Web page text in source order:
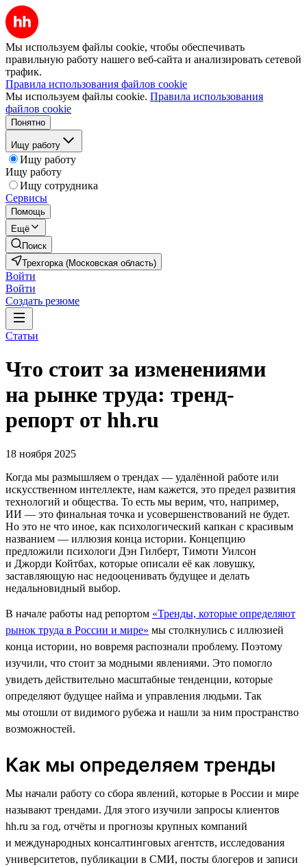
Мы используем файлы cookie, чтобы обеспечивать
правильную работу нашего веб-сайта и анализировать сетевой
трафик.
Правила использования файлов cookie
Мы используем файлы cookie. Правила использования
файлов cookie
Понятно
Ищу работу
Ищу работу
Ищу работу
Ищу сотрудника
Сервисы
Помощь
Ещё
Поиск
Трехгорка (Московская область)
Войти
Войти
Создать резюме
Статьи
Что стоит за изменениями
на рынке труда: тренд-
репорт от hh.ru
18 ноября 2025
Когда мы размышляем о трендах — удалённой работе или
искусственном интеллекте, нам кажется, это предел развития
технологий и общества. То есть мы верим, что, например,
ИИ — это финальная точка и усовершенствований не будет.
Но это не что иное, как психологический капкан с красивым
названием — иллюзия конца истории. Концепцию
предложили психологи Дэн Гилберт, Тимоти Уилсон
и Джорди Койтбах, которые описали её как ловушку,
заставляющую нас недооценивать будущее и делать
недальновидный выбор.
В начале работы над репортом «Тренды, которые определяют
рынок труда в России и мире» мы столкнулись с иллюзией
конца истории, но вовремя распознали проблему. Поэтому
изучили, что стоит за модными явлениями. Это помогло
увидеть действительно масштабные тенденции, которые
определяют будущее найма и управления людьми. Так
мы отошли от видимого рубежа и нашли за ним пространство
возможностей.
Как мы определяем тренды
Мы начали работу со сбора явлений, которые в России и мире
называют трендами. Для этого изучили запросы клиентов
hh.ru за год, отчёты и прогнозы крупных компаний
и международных консалтинговых агентств, исследования
университетов, публикации в СМИ, посты блогеров и записи